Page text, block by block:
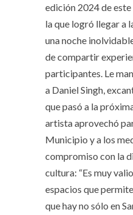
edición 2024 de
la que logró llegar a
una noche
de compartir
participantes. Le
a Daniel Singh,
que pasó a la
artista aprovechó
Municipio y a los
compromiso con la
cultura: “Es muy
espacios que
que hay no sólo en